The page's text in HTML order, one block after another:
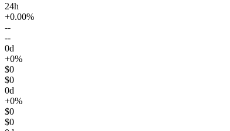
24h
+0.00%
--
--
0d
+0%
$0
$0
0d
+0%
$0
$0